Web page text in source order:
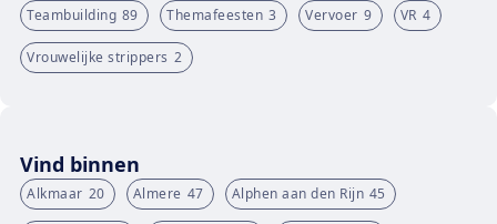
Teambuilding 89 Themafeesten 3 Vervoer 9 VR 4
Vrouwelijke strippers 2
Vind binnen
Alkmaar 20 Almere 47 Alphen aan den Rijn 45